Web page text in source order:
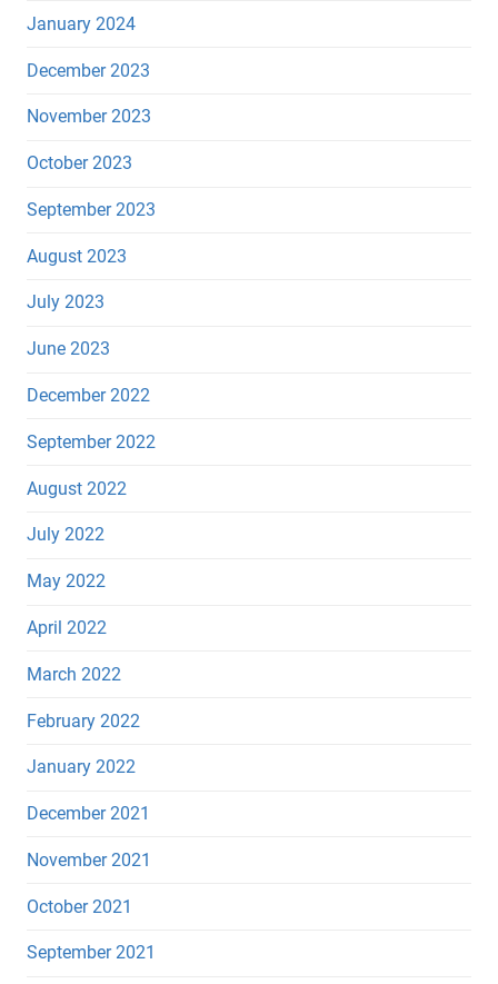
January 2024
December 2023
November 2023
October 2023
September 2023
August 2023
July 2023
June 2023
December 2022
September 2022
August 2022
July 2022
May 2022
April 2022
March 2022
February 2022
January 2022
December 2021
November 2021
October 2021
September 2021